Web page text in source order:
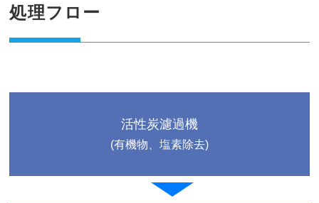
処理フロー
活性炭濾過機
(有機物、塩素除去)